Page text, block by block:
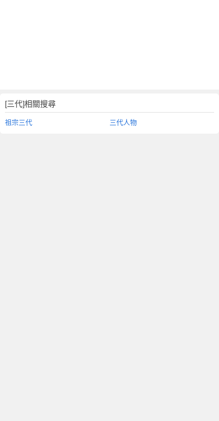
[三代]相關搜尋
祖宗三代 三代人物